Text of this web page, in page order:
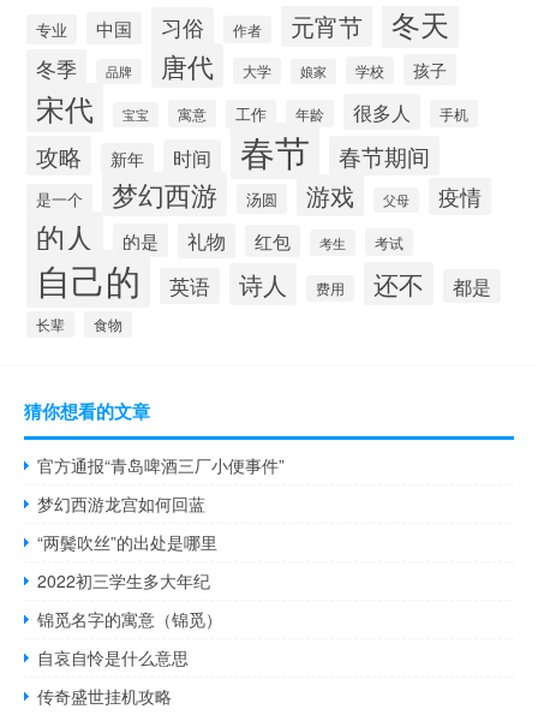
专业 中国 习俗 作者 元宵节 冬天
冬季 品牌 唐代 大学 娘家 学校 孩子
宋代 宝宝 寓意 工作 年龄 很多人 手机
攻略 新年 时间 春节 春节期间
是一个 梦幻西游 汤圆 游戏 父母 疫情
的人 的是 礼物 红包 考生 考试
自己的 英语 诗人 费用 还不 都是
长辈 食物
猜你想看的文章
官方通报“青岛啤酒三厂小便事件”
梦幻西游龙宫如何回蓝
“两鬓吹丝”的出处是哪里
2022初三学生多大年纪
锦觅名字的寓意（锦觅）
自哀自怜是什么意思
传奇盛世挂机攻略